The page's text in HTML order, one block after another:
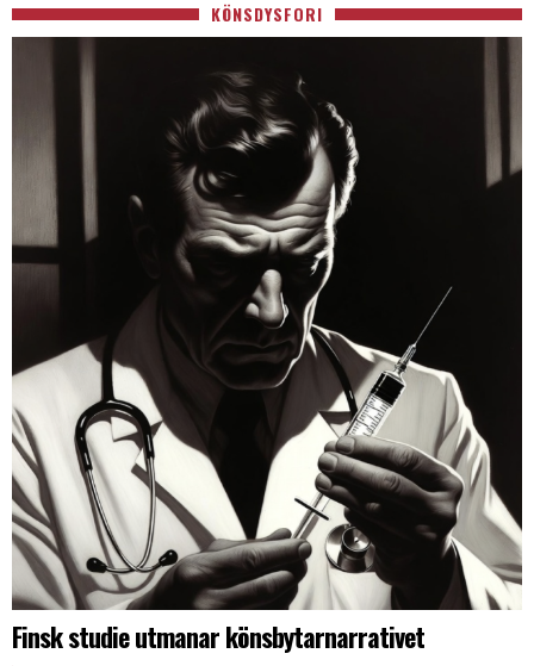
KÖNSDYSFORI
Finsk studie utmanar könsbytarnarrativet